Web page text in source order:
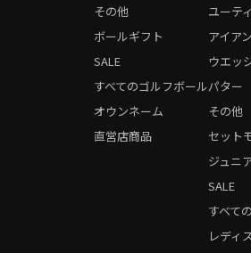
オウンネーム
直営店商品
その他
ボールギフト
SALE
すべてのゴルフボール
レディス
ユーテ
アイアン
ウエッ
パター
その他
セット
ジュニ
SALE
すべて